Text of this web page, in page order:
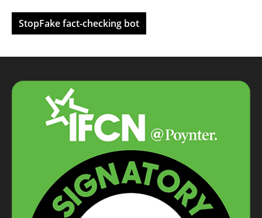
StopFake fact-checking bot